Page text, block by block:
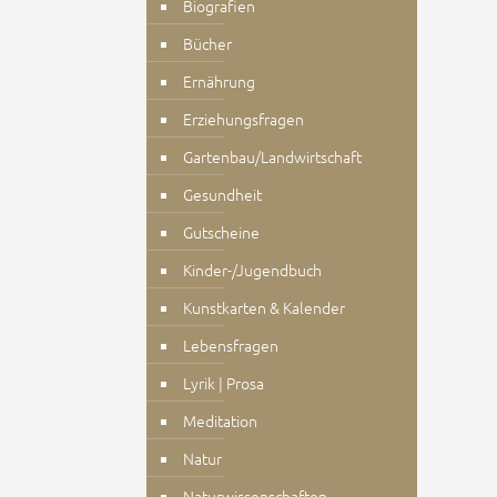
Biografien
Bücher
Ernährung
Erziehungsfragen
Gartenbau/Landwirtschaft
Gesundheit
Gutscheine
Kinder-/Jugendbuch
Kunstkarten & Kalender
Lebensfragen
Lyrik | Prosa
Meditation
Natur